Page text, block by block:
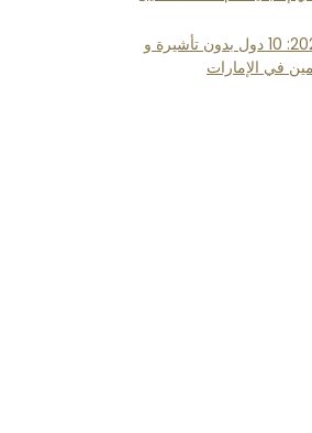
السفر في عيد الأضحى 2026: 10 دول بدون تأشيرة و
في الإمارات